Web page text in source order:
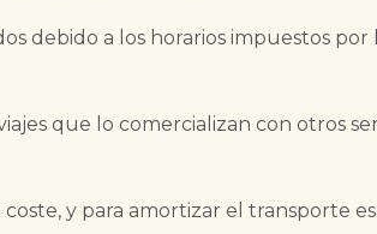
debido a los horarios impuestos por
que lo comercializan con otros
y para amortizar el transporte